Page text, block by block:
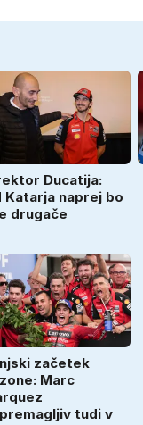
Ducatija:
Katarja naprej bo
drugače
začetek
Marc
tudi v